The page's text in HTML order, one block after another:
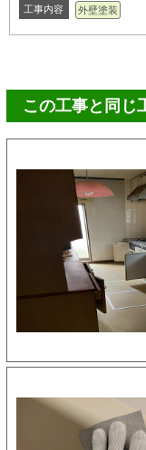
工事内容 外壁塗装
この工事と同じ